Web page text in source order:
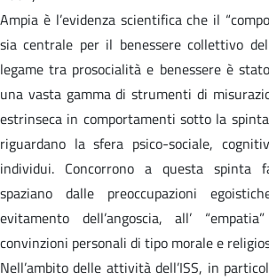
Ampia è l’evidenza scientifica che il
sia centrale per il benessere collettivo
legame tra prosocialità e benessere è
una vasta gamma di strumenti di
estrinseca in comportamenti sotto la
riguardano la sfera psico-sociale,
individui. Concorrono a questa spinta
spaziano dalle preoccupazioni
evitamento dell’angoscia, all’
convinzioni personali di tipo morale e
Nell’ambito delle attività dell’ISS, in